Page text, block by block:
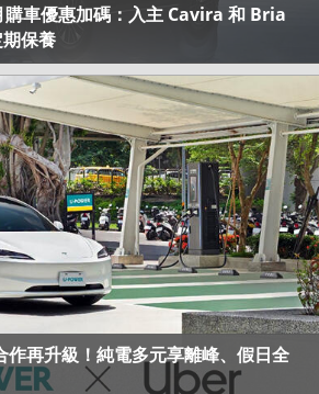
車優惠加碼：入主 Cavira 和 Bria
保養
作再升級！純電多元享離峰、假日全